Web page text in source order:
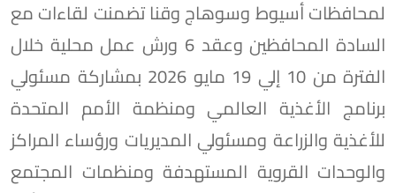
لمحافظات أسيوط وسوهاج وقنا تضمنت لقاءات مع
السادة المحافظين وعقد 6 ورش عمل محلية خلال
الفترة من 10 إلي 19 مايو 2026 بمشاركة مسئولي
برنامج الأغذية العالمي ومنظمة الأمم المتحدة
للأغذية والزراعة ومسئولي المديريات ورؤساء المراكز
والوحدات القروية المستهدفة ومنظمات المجتمع